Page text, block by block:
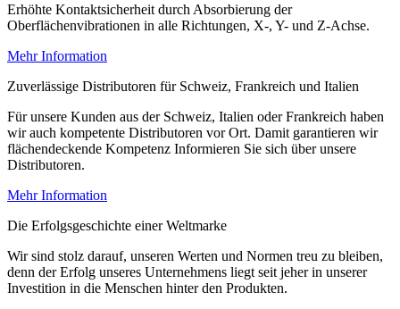
Erhöhte Kontaktsicherheit durch Absorbierung der
Oberflächenvibrationen in alle Richtungen, X-, Y- und Z-Achse.
Mehr Information
Zuverlässige Distributoren für Schweiz, Frankreich und Italien
Für unsere Kunden aus der Schweiz, Italien oder Frankreich haben
wir auch kompetente Distributoren vor Ort. Damit garantieren wir
flächendeckende Kompetenz Informieren Sie sich über unsere
Distributoren.
Mehr Information
Die Erfolgsgeschichte einer Weltmarke
Wir sind stolz darauf, unseren Werten und Normen treu zu bleiben,
denn der Erfolg unseres Unternehmens liegt seit jeher in unserer
Investition in die Menschen hinter den Produkten.